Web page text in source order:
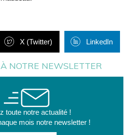
X (Twitter) LinkedIn
NOTRE NEWSLETTER
toute notre actualité !
mois notre newsletter !